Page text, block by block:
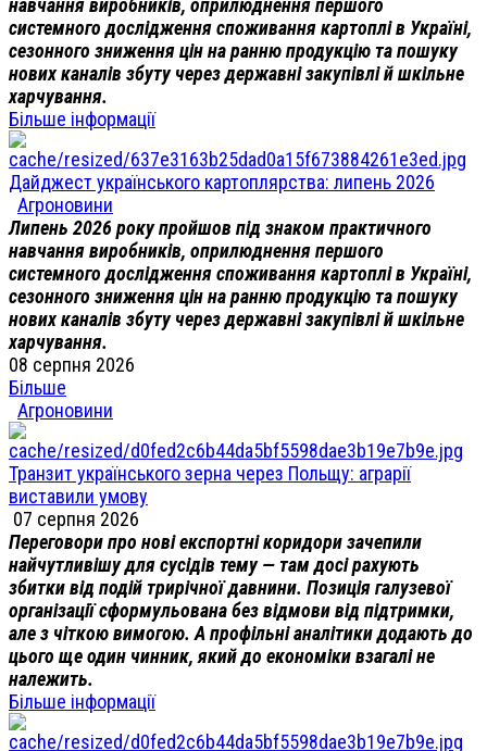
навчання виробників, оприлюднення першого
системного дослідження споживання картоплі в Україні,
сезонного зниження цін на ранню продукцію та пошуку
нових каналів збуту через державні закупівлі й шкільне
харчування.
Більше інформації
Дайджест українського картоплярства: липень 2026
Агроновини
Липень 2026 року пройшов під знаком практичного
навчання виробників, оприлюднення першого
системного дослідження споживання картоплі в Україні,
сезонного зниження цін на ранню продукцію та пошуку
нових каналів збуту через державні закупівлі й шкільне
харчування.
08 серпня 2026
Більше
Агроновини
Транзит українського зерна через Польщу: аграрії
виставили умову
07 серпня 2026
Переговори про нові експортні коридори зачепили
найчутливішу для сусідів тему — там досі рахують
збитки від подій трирічної давнини. Позиція галузевої
організації сформульована без відмови від підтримки,
але з чіткою вимогою. А профільні аналітики додають до
цього ще один чинник, який до економіки взагалі не
належить.
Більше інформації